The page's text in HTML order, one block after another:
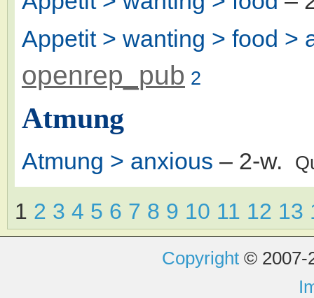
Appetit > wanting > food >
openrep_pub 2
Atmung
Atmung > anxious – 2-w.
1 2 3 4 5 6 7 8 9 10 11 12 13
Copyright © 2007-